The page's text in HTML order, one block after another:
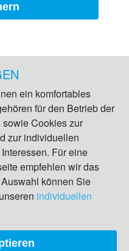
ein komfortables
für den Betrieb der
Cookies zur
zur individuellen
Für eine
empfehlen wir das
können Sie
individuellen